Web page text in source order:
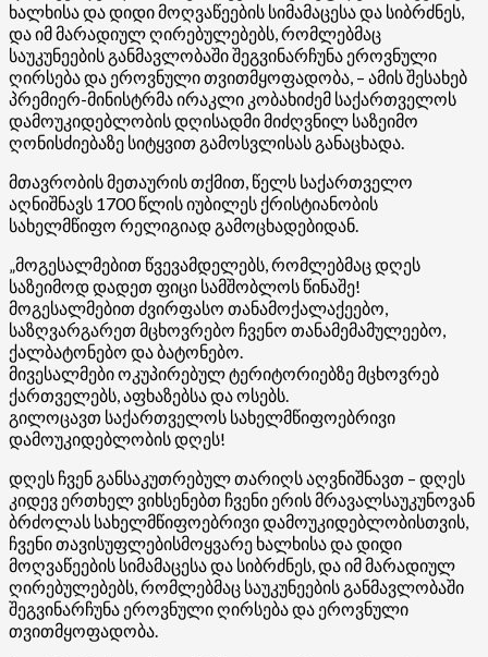
ხალხისა და დიდი მოღვაწეების სიმამაცესა და სიბრძნეს,
და იმ მარადიულ ღირებულებებს, რომლებმაც
საუკუნეების განმავლობაში შეგვინარჩუნა ეროვნული
ღირსება და ეროვნული თვითმყოფადობა, – ამის შესახებ
პრემიერ-მინისტრმა ირაკლი კობახიძემ საქართველოს
დამოუკიდებლობის დღისადმი მიძღვნილ საზეიმო
ღონისძიებაზე სიტყვით გამოსვლისას განაცხადა.
მთავრობის მეთაურის თქმით, წელს საქართველო
აღნიშნავს 1700 წლის იუბილეს ქრისტიანობის
სახელმწიფო რელიგიად გამოცხადებიდან.
„მოგესალმებით წვევამდელებს, რომლებმაც დღეს
საზეიმოდ დადეთ ფიცი სამშობლოს წინაშე!
მოგესალმებით ძვირფასო თანამოქალაქეებო,
საზღვარგარეთ მცხოვრებო ჩვენო თანამემამულეებო,
ქალბატონებო და ბატონებო.
მივესალმები ოკუპირებულ ტერიტორიებზე მცხოვრებ
ქართველებს, აფხაზებსა და ოსებს.
გილოცავთ საქართველოს სახელმწიფოებრივი
დამოუკიდებლობის დღეს!
დღეს ჩვენ განსაკუთრებულ თარიღს აღვნიშნავთ – დღეს
კიდევ ერთხელ ვიხსენებთ ჩვენი ერის მრავალსაუკუნოვან
ბრძოლას სახელმწიფოებრივი დამოუკიდებლობისთვის,
ჩვენი თავისუფლებისმოყვარე ხალხისა და დიდი
მოღვაწეების სიმამაცესა და სიბრძნეს, და იმ მარადიულ
ღირებულებებს, რომლებმაც საუკუნეების განმავლობაში
შეგვინარჩუნა ეროვნული ღირსება და ეროვნული
თვითმყოფადობა.